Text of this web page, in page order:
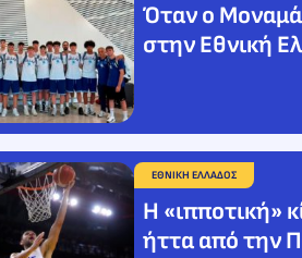
Όταν ο
στην Εθνική
ΕΘΝΙΚΗ ΕΛΛΑΔΟΣ
Η «ιπποτική»
ήττα από την